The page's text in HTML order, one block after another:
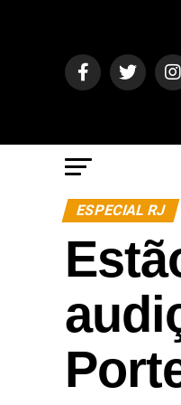
ESPECIAL RJ